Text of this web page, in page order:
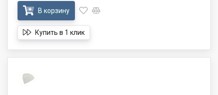
В корзину
Купить в 1 клик